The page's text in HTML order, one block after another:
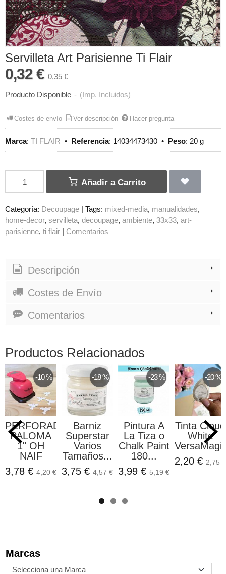
Marcas
Servilleta Art Parisienne Ti Flair
0,32 € 0,35 €
Producto Disponible - (Imp. Incluidos)
Costes de envío Ver descripción Hacer pregunta
Marca: TI FLAIR • Referencia: 14034473430 • Peso: 20 g
Añadir a Carrito
Categoría: Decoupage Tags: mixed-media manualidades
home-decor servilleta decoupage ambiente 33x33 art-
parisienne ti flair Comentarios
Descripción
Costes de Envío
Comentarios
Productos Relacionados
-10 %
PERFORADORA
PALOMA
1" OH
NAIF
3,78 € 4,20 €
-18 %
Barniz
Superstar
Varios
Tamaños...
3,75 € 4,57 €
-23 %
Pintura A
La Tiza o
Chalk Paint
180...
3,99 € 5,19 €
-20 %
Tinta Cloud
White
2,20 € 2,75 €